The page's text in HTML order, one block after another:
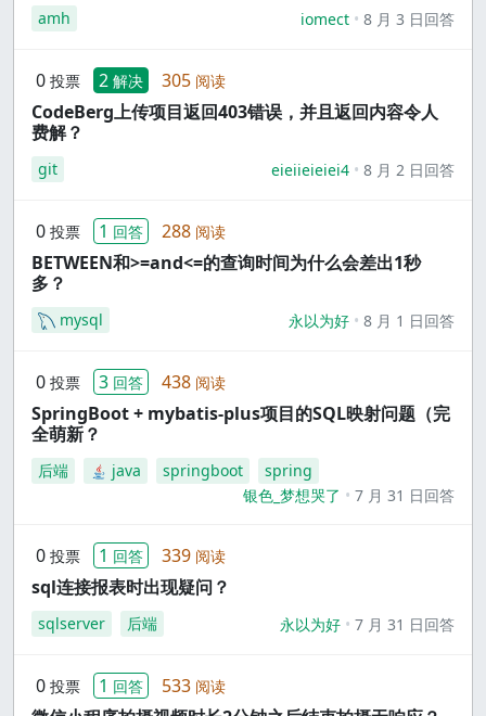
amh iomect 8 月 3 日回答
0 投票 2 解决 305 阅读
CodeBerg上传项目返回403错误，并且返回内容令人
费解？
git eieiieieiei4 8 月 2 日回答
0 投票 1 回答 288 阅读
BETWEEN和>=and<=的查询时间为什么会差出1秒
多？
mysql 永以为好 8 月 1 日回答
0 投票 3 回答 438 阅读
SpringBoot + mybatis-plus项目的SQL映射问题（完
全萌新？
后端 java springboot
spring
银色_梦想哭了
7 月 31 日回答
0 投票 1 回答 339 阅读
sql连接报表时出现疑问？
sqlserver 后端 永以为好 7 月 31 日回答
0 投票 1 回答 533 阅读